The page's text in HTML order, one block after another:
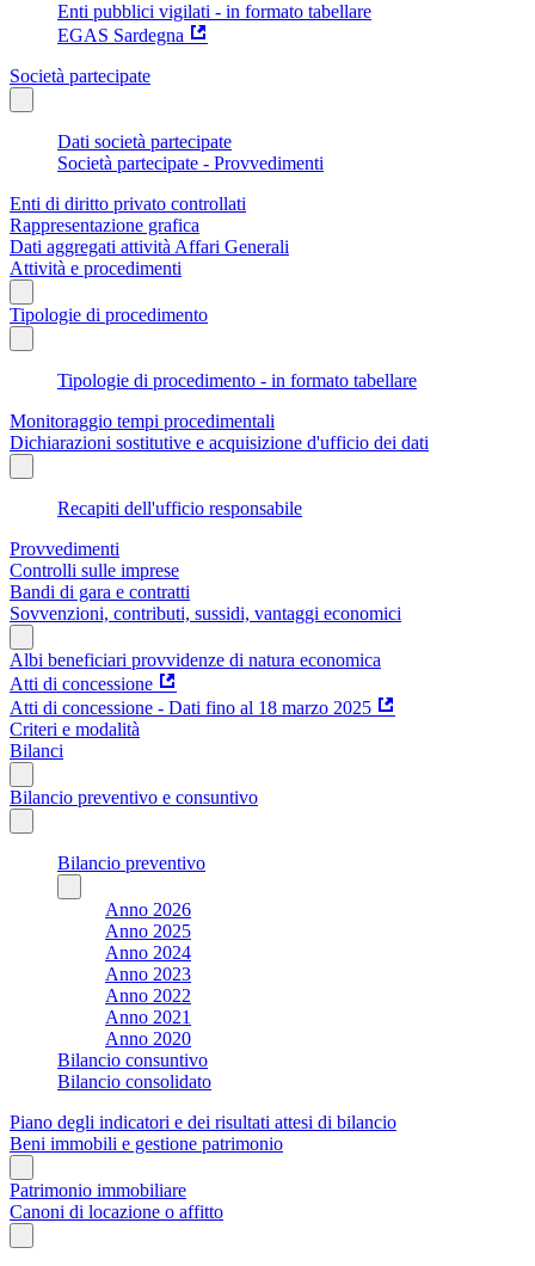
Enti pubblici vigilati - in formato tabellare
EGAS Sardegna
Società partecipate
Dati società partecipate
Società partecipate - Provvedimenti
Enti di diritto privato controllati
Rappresentazione grafica
Dati aggregati attività Affari Generali
Attività e procedimenti
Tipologie di procedimento
Tipologie di procedimento - in formato tabellare
Monitoraggio tempi procedimentali
Dichiarazioni sostitutive e acquisizione d'ufficio dei dati
Recapiti dell'ufficio responsabile
Provvedimenti
Controlli sulle imprese
Bandi di gara e contratti
Sovvenzioni, contributi, sussidi, vantaggi economici
Albi beneficiari provvidenze di natura economica
Atti di concessione
Atti di concessione - Dati fino al 18 marzo 2025
Criteri e modalità
Bilanci
Bilancio preventivo e consuntivo
Bilancio preventivo
Anno 2026
Anno 2025
Anno 2024
Anno 2023
Anno 2022
Anno 2021
Anno 2020
Bilancio consuntivo
Bilancio consolidato
Piano degli indicatori e dei risultati attesi di bilancio
Beni immobili e gestione patrimonio
Patrimonio immobiliare
Canoni di locazione o affitto